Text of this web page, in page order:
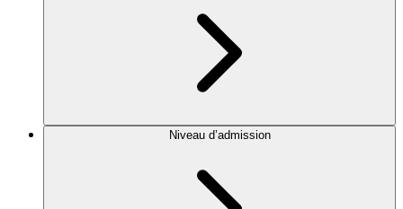
Niveau d’admission